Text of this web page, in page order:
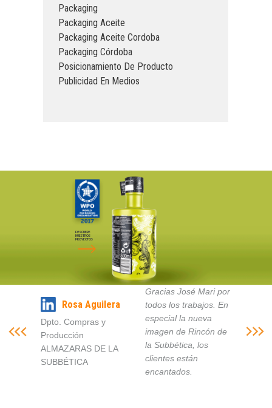
Packaging
Packaging Aceite
Packaging Aceite Cordoba
Packaging Córdoba
Posicionamiento De Producto
Publicidad En Medios
DESCUBRE
NUESTROS
PROYECTOS
Rosa Aguilera
Dpto. Compras y
Producción
ALMAZARAS DE LA
SUBBÉTICA
Gracias José Mari por
todos los trabajos. En
especial la nueva
imagen de Rincón de
la Subbética, los
clientes están
encantados.